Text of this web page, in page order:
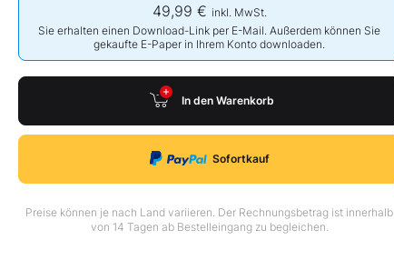
49,99 € inkl. MwSt.
Sie erhalten einen Download-Link per E-Mail. Außerdem können Sie
gekaufte E-Paper in Ihrem Konto downloaden.
In den Warenkorb
Sofortkauf
Preise können je nach Land variieren. Der Rechnungsbetrag ist innerhalb
von 14 Tagen ab Bestelleingang zu begleichen.